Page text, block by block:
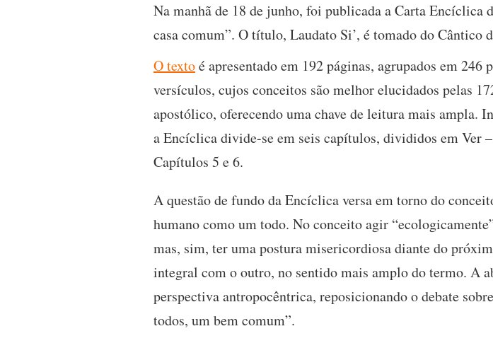
Na manhã de 18 de junho, foi publicada a Carta Encíclica
casa comum”. O título, Laudato Si’, é tomado do Cântico
O textoé apresentado em 192 páginas, agrupados em
versículos, cujos conceitos são melhor elucidados pelas
apostólico, oferecendo uma chave de leitura mais ampla.
a Encíclica divide-se em seis capítulos, divididos em Ver
Capítulos 5 e 6.
A questão de fundo da Encíclica versa em torno do
humano como um todo. No conceito agir
mas, sim, ter uma postura misericordiosa diante do
integral com o outro, no sentido mais amplo do termo. A
perspectiva antropocêntrica, reposicionando o debate
todos, um bem comum”.